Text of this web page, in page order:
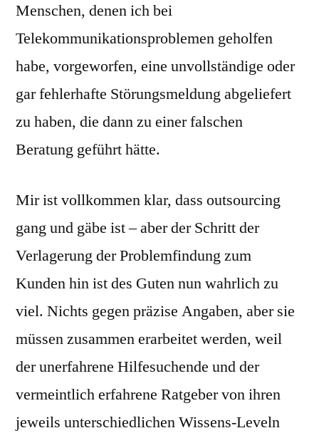
Menschen, denen ich bei
Telekommunikationsproblemen geholfen
habe, vorgeworfen, eine unvollständige oder
gar fehlerhafte Störungsmeldung abgeliefert
zu haben, die dann zu einer falschen
Beratung geführt hätte.
Mir ist vollkommen klar, dass outsourcing
gang und gäbe ist – aber der Schritt der
Verlagerung der Problemfindung zum
Kunden hin ist des Guten nun wahrlich zu
viel. Nichts gegen präzise Angaben, aber sie
müssen zusammen erarbeitet werden, weil
der unerfahrene Hilfesuchende und der
vermeintlich erfahrene Ratgeber von ihren
jeweils unterschiedlichen Wissens-Leveln